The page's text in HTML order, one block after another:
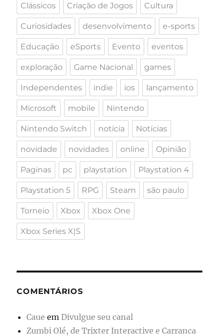
Clássicos Criação de Jogos Cultura
Curiosidades desenvolvimento e-sports
Educação eSports Evento eventos
exploração Game Nacional games
Independentes indie ios lançamento
Microsoft mobile Nintendo
Nintendo Switch notícia Notícias
novidade novidades online Opinião
Paginas pc playstation Playstation 4
Playstation 5 RPG Steam são paulo
Torneio Xbox Xbox One
Xbox Series X|S
COMENTÁRIOS
Caue em Divulgue seu canal
Zumbi Olé, de Trixter Interactive e Carranca